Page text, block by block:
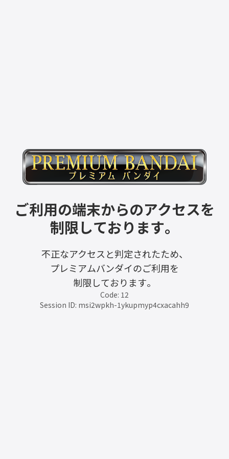
ご利用の端末からのアクセスを
制限しております。
不正なアクセスと判定されたため、
プレミアムバンダイのご利用を
制限しております。
Code: 12
Session ID: msi2wpkh-1ykupmyp4cxacahh9